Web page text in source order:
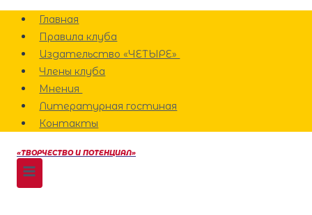
Главная
Правила клуба
Издательство «ЧЕТЫРЕ»
Члены клуба
Мнения
Литературная гостиная
Контакты
«ТВОРЧЕСТВО И ПОТЕНЦИАЛ»